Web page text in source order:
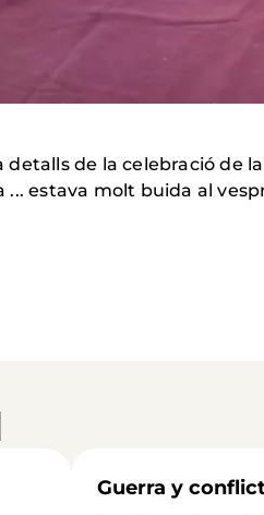
de la celebració de
estava molt buida al
Guerra y